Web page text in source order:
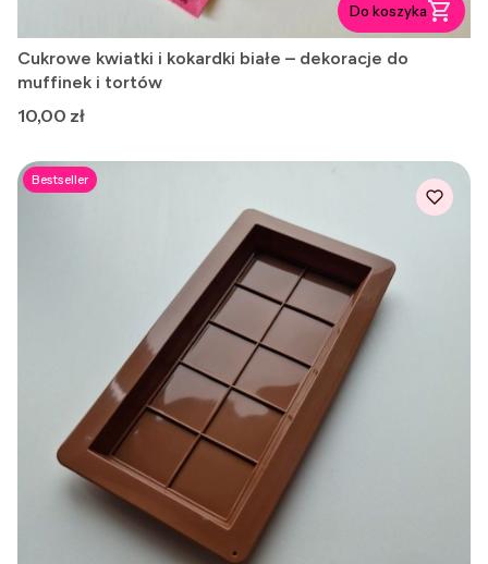
Do koszyka
Cukrowe kwiatki i kokardki białe – dekoracje do
muffinek i tortów
Cena
10,00 zł
Bestseller